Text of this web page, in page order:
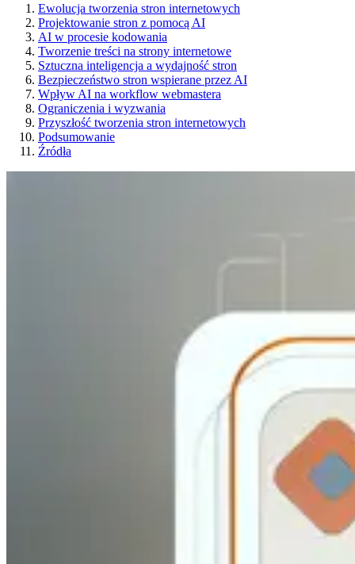
Ewolucja tworzenia stron internetowych
Projektowanie stron z pomocą AI
AI w procesie kodowania
Tworzenie treści na strony internetowe
Sztuczna inteligencja a wydajność stron
Bezpieczeństwo stron wspierane przez AI
Wpływ AI na workflow webmastera
Ograniczenia i wyzwania
Przyszłość tworzenia stron internetowych
Podsumowanie
Źródła